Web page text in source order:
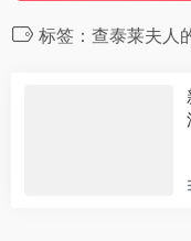
标签：查泰莱夫人